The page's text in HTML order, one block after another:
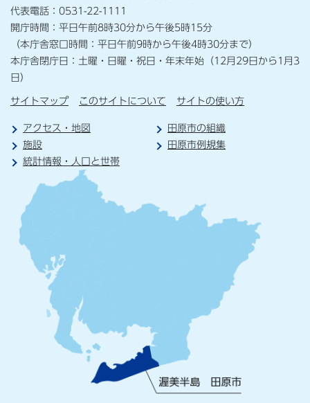
代表電話：0531-22-1111
開庁時間：平日午前8時30分から午後5時15分
（本庁舎窓口時間：平日午前9時から午後4時30分まで）
本庁舎閉庁日：土曜・日曜・祝日・年末年始（12月29日から1月3
日）
サイトマップ このサイトについて サイトの使い方
アクセス・地図
田原市の組織
施設
田原市例規集
統計情報・人口と世帯